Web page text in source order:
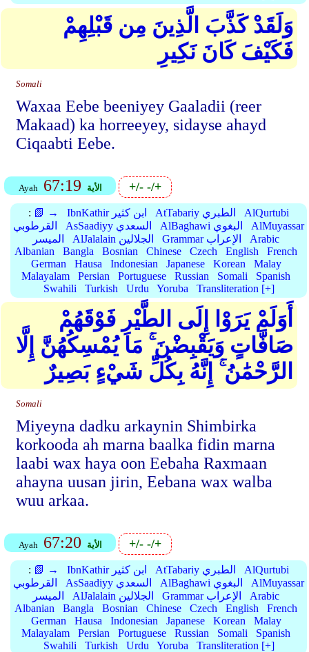
وَلَقَدْ كَذَّبَ الَّذِينَ مِن قَبْلِهِمْ
فَكَيْفَ كَانَ نَكِيرِ
Somali
Waxaa Eebe beeniyey Gaaladii (reer
Makaad) ka horreeyey, sidayse ahayd
Ciqaabti Eebe.
Ayah 67:19 الأية +/--/+
: 📗 → IbnKathir ابن كثير AtTabariy الطبري
AlQurtubi
القرطوبي
AsSaadiyy السعدي AlBaghawi البغوي
AlMuyassar
الميسر
AlJalalain الجلالين Grammar الإعراب
Arabic
Albanian
Bangla Bosnian Chinese Czech English
French
German
Hausa Indonesian Japanese Korean
Malay
Malayalam
Persian Portuguese Russian Somali
Spanish
Swahili
Turkish Urdu Yoruba Transliteration [+]
أَوَلَمْ يَرَوْا إِلَى الطَّيْرِ فَوْقَهُمْ
صَافَّاتٍ وَيَقْبِضْنَ ۚ مَا يُمْسِكُهُنَّ إِلَّا
الرَّحْمَٰنُ ۚ إِنَّهُ بِكُلِّ شَيْءٍ بَصِيرٌ
Somali
Miyeyna dadku arkaynin Shimbirka
korkooda ah marna baalka fidin marna
laabi wax haya oon Eebaha Raxmaan
ahayna uusan jirin, Eebana wax walba
wuu arkaa.
Ayah 67:20 الأية +/--/+
: 📗 → IbnKathir ابن كثير AtTabariy الطبري
AlQurtubi
القرطوبي
AsSaadiyy السعدي AlBaghawi البغوي
AlMuyassar
الميسر
AlJalalain الجلالين Grammar الإعراب
Arabic
Albanian
Bangla Bosnian Chinese Czech English
French
German
Hausa Indonesian Japanese Korean
Malay
Malayalam
Persian Portuguese Russian Somali
Spanish
Swahili
Turkish Urdu Yoruba Transliteration [+]